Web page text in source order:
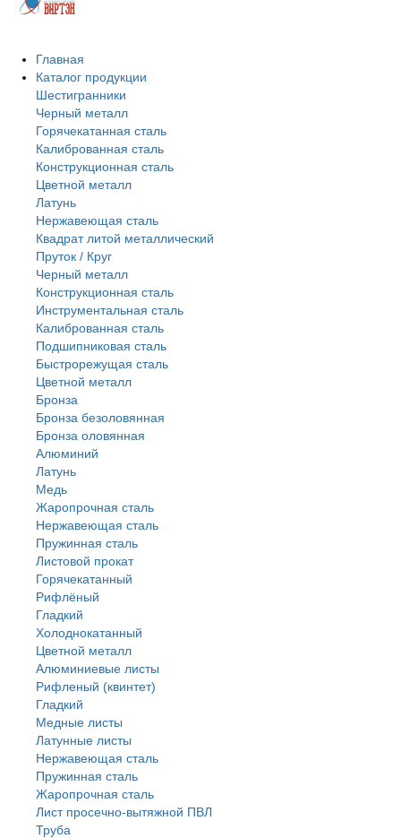
Главная
Каталог продукции
Шестигранники
Черный металл
Горячекатанная сталь
Калиброванная сталь
Конструкционная сталь
Цветной металл
Латунь
Нержавеющая сталь
Квадрат литой металлический
Пруток / Круг
Черный металл
Конструкционная сталь
Инструментальная сталь
Калиброванная сталь
Подшипниковая сталь
Быстрорежущая сталь
Цветной металл
Бронза
Бронза безоловянная
Бронза оловянная
Алюминий
Латунь
Медь
Жаропрочная сталь
Нержавеющая сталь
Пружинная сталь
Листовой прокат
Горячекатанный
Рифлёный
Гладкий
Холоднокатанный
Цветной металл
Алюминиевые листы
Рифленый (квинтет)
Гладкий
Медные листы
Латунные листы
Нержавеющая сталь
Пружинная сталь
Жаропрочная сталь
Лист просечно-вытяжной ПВЛ
Труба